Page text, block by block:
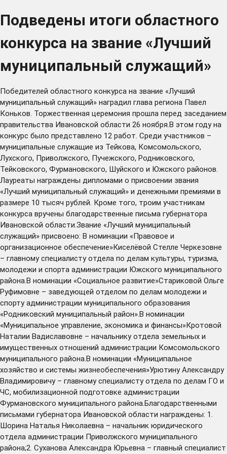
Подведены итоги областного
конкурса на звание «Лучший
муниципальный служащий»
Победителей областного конкурса на звание «Лучший
муниципальный служащий» наградил глава региона Павел
Коньков. Торжественная церемония прошла перед заседанием
правительства Ивановской области 26 ноября.В этом году на
конкурс было представлено 12 работ. Среди участников –
муниципальные служащие из Тейкова, Комсомольского,
Лухского, Приволжского, Пучежского, Родниковского,
Тейковского, Фурмановского, Шуйского и Южского районов.
Лауреаты награждены дипломами о присвоении звания
«Лучший муниципальный служащий» и денежными премиями в
размере 10 тысяч рублей. Кроме того, троим участникам
конкурса вручены благодарственные письма губернатора
Ивановской области.Звание «Лучший муниципальный
служащий» присвоено: В номинации «Правовое и
организационное обеспечение»Киселёвой Стелле Черкезовне
– главному специалисту отдела по делам культуры, туризма,
молодежи и спорта администрации Южского муниципального
района.В номинации «Социальное развитие»Стариковой Ольге
Руфимовне – заведующей отделом по делам молодежи и
спорту администрации муниципального образования
«Родниковский муниципальный район».В номинации
«Муниципальное управление, экономика и финансы»Кротовой
Наталии Вадиславовне – начальнику отдела земельных и
имущественных отношений администрации Комсомольского
муниципального района.В номинации «Муниципальное
хозяйство и системы жизнеобеспечения»Урютину Александру
Владимировичу – главному специалисту отдела по делам ГО и
ЧС, мобилизационной подготовке администрации
Фурмановского муниципального района.Благодарственными
письмами губернатора Ивановской области награждены: 1.
Шорина Наталья Николаевна – начальник юридического
отдела администрации Приволжского муниципального
района;2. Суханова Александра Юрьевна – главный специалист